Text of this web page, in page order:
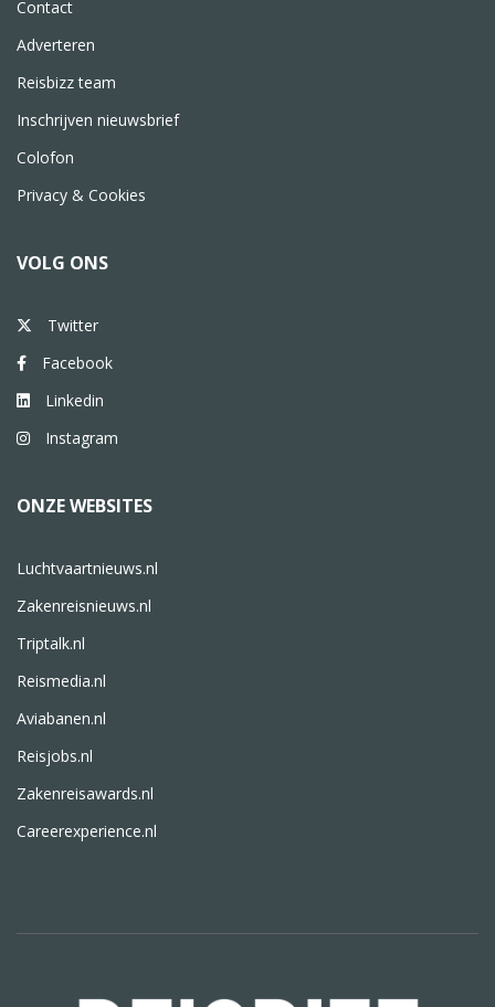
Contact
Adverteren
Reisbizz team
Inschrijven nieuwsbrief
Colofon
Privacy & Cookies
VOLG ONS
Twitter
Facebook
Linkedin
Instagram
ONZE WEBSITES
Luchtvaartnieuws.nl
Zakenreisnieuws.nl
Triptalk.nl
Reismedia.nl
Aviabanen.nl
Reisjobs.nl
Zakenreisawards.nl
Careerexperience.nl